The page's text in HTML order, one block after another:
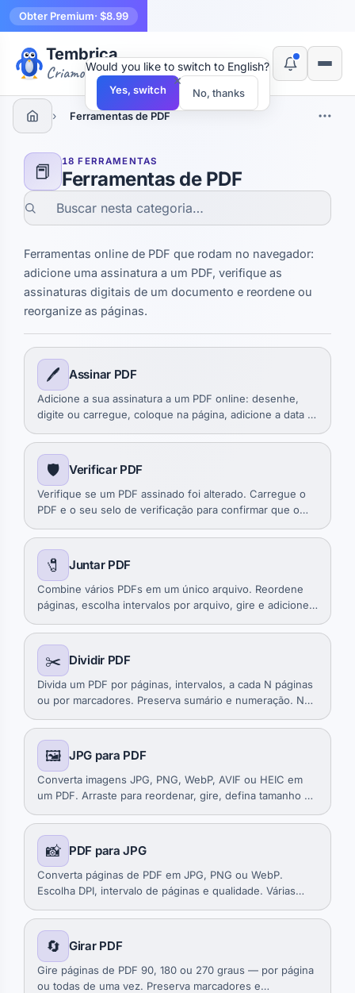
Obter Premium· $8.99
Tembrica
Criamos ferramentas
› Ferramentas de PDF
📕 18 FERRAMENTAS
Ferramentas de PDF
Ferramentas online de PDF que rodam no navegador:
adicione uma assinatura a um PDF, verifique as
assinaturas digitais de um documento e reordene ou
reorganize as páginas.
🖊️ Assinar PDF
Adicione a sua assinatura a um PDF online: desenhe,
digite ou carregue, coloque na página, adicione a data e
🛡️ Verificar PDF
Verifique se um PDF assinado foi alterado. Carregue o
PDF e o seu selo de verificação para confirmar que o
🧷 Juntar PDF
Combine vários PDFs em um único arquivo. Reordene
páginas, escolha intervalos por arquivo, gire e adicione
✂️ Dividir PDF
Divida um PDF por páginas, intervalos, a cada N páginas
ou por marcadores. Preserva sumário e numeração. No
🖼️ JPG para PDF
Converta imagens JPG, PNG, WebP, AVIF ou HEIC em
um PDF. Arraste para reordenar, gire, defina tamanho de
📸 PDF para JPG
Converta páginas de PDF em JPG, PNG ou WebP.
Escolha DPI, intervalo de páginas e qualidade. Várias
🔄 Girar PDF
Gire páginas de PDF 90, 180 ou 270 graus — por página
ou todas de uma vez. Preserva marcadores e
×
Would you like to switch to English?
Yes, switch No, thanks